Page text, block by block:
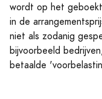
wordt op het
in de
niet als zodanig
bijvoorbeeld
betaalde